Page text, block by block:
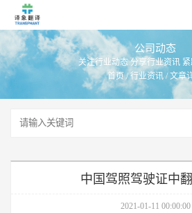
公司动态
关注行业动态 分享行业资讯
首页/行业资讯 / 文章
中国驾照驾驶证中
2021-01-11 00:00:00